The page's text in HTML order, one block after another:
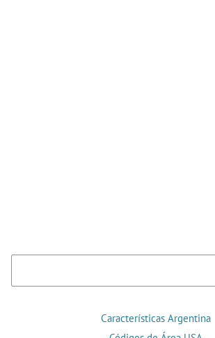
Características Argentina